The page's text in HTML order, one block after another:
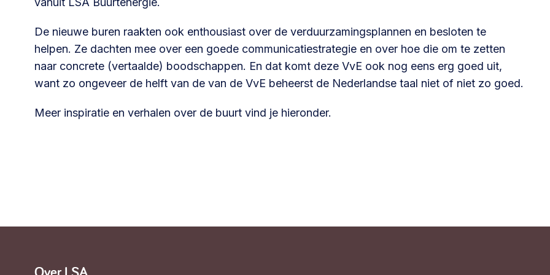
De nieuwe buren raakten ook enthousiast over de verduurzamingsplannen en besloten te
helpen. Ze dachten mee over een goede communicatiestrategie en over hoe die om te zetten
naar concrete (vertaalde) boodschappen. En dat komt deze VvE ook nog eens erg goed uit,
want zo ongeveer de helft van de van de VvE beheerst de Nederlandse taal niet of niet zo goed.
Meer inspiratie en verhalen over de buurt vind je hieronder.